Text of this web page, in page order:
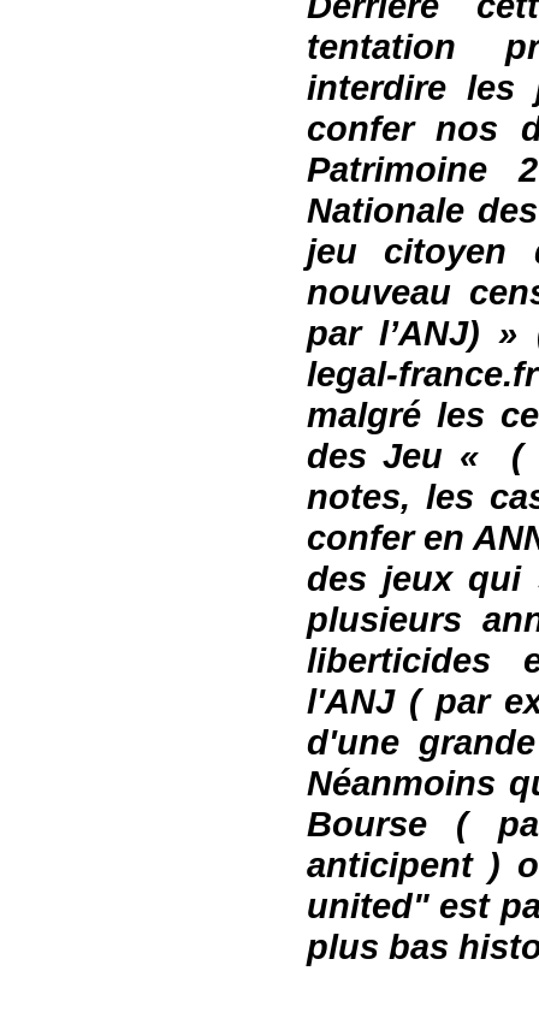
tentation
interdire les
confer nos
Patrimoine
Nationale
jeu citoyen
nouveau
par l’ANJ)
legal-
malgré les
des Jeu « (
notes, les
conferen
des jeux qui
plusieurs
l'ANJ( par
d'une
Néanmoins
Bourse (
anticipent )
united" est
plus bas